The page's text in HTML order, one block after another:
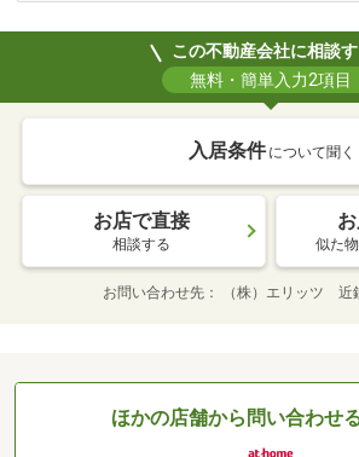
この不動産会社に相談
無料・簡単入力2項目
入居条件 について聞く
お店で直接
相談する 似た
お問い合わせ先 （株）エリッツ 近
ほかの店舗から問い合わせ